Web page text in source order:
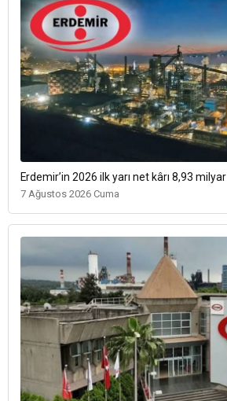
Erdemir’in 2026 ilk yarı net kârı 8,93
7 Ağustos 2026 Cuma